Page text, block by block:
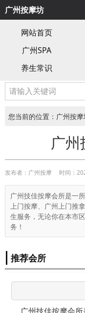
广州按摩坊
网站首页
广州SPA
养生常识
您当前的位置： 广州按
广
发布者：广州按摩 时间：
广州技佳按摩会所是一
上门按摩、广州上门推
生服务，无论你在本市
务！
推荐会所